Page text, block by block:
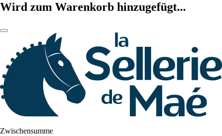
Wird zum Warenkorb hinzugefügt...
Zwischensumme